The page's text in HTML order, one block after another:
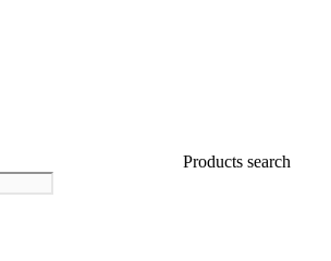
Products search